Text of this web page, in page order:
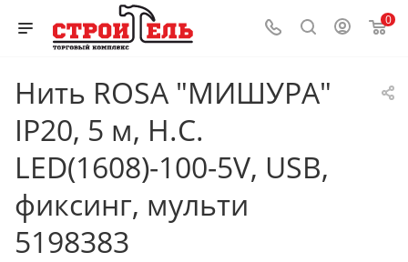
0
Нить ROSA "МИШУРА"
IP20, 5 м, Н.С.
LED(1608)-100-5V, USB,
фиксинг, мульти
5198383